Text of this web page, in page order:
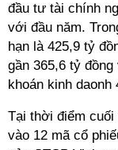
đầu tư tài chính
với đầu năm.
hạn là 425,9 tỷ
gần 365,6 tỷ
khoán kinh daonh
Tại thời điểm cuối
vào 12 mã cổ